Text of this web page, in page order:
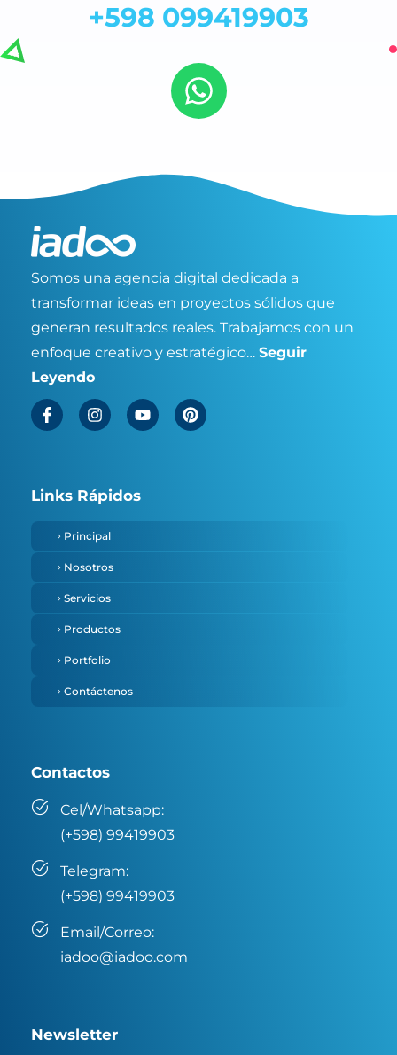
+598 099419903
Somos una agencia digital dedicada a
transformar ideas en proyectos sólidos que
generan resultados reales. Trabajamos con un
enfoque creativo y estratégico… Seguir
Leyendo
Links Rápidos
Principal
Nosotros
Servicios
Productos
Portfolio
Contáctenos
Contactos
Cel/Whatsapp:
(+598) 99419903
Telegram:
(+598) 99419903
Email/Correo:
iadoo@iadoo.com
Newsletter